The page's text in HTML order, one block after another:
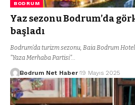
BODRUM
Yaz sezonu Bodrum’da
başladı
Bodrum’da turizm sezonu, Baia Bodrum
"Yaza Merhaba Partisi"…
Bodrum Net Haber 19 Mayıs 2025